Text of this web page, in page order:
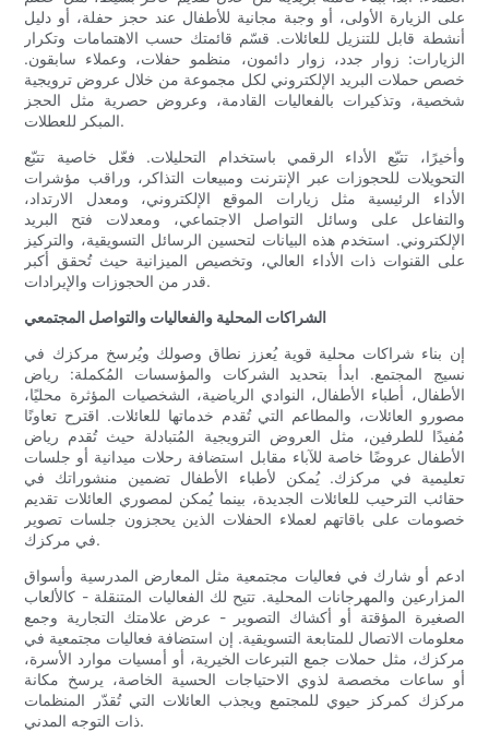
على الزيارة الأولى، أو وجبة مجانية للأطفال عند حجز حفلة، أو دليل
أنشطة قابل للتنزيل للعائلات. قسّم قائمتك حسب الاهتمامات وتكرار
الزيارات: زوار جدد، زوار دائمون، منظمو حفلات، وعملاء سابقون.
خصص حملات البريد الإلكتروني لكل مجموعة من خلال عروض ترويجية
شخصية، وتذكيرات بالفعاليات القادمة، وعروض حصرية مثل الحجز
المبكر للعطلات.
وأخيرًا، تتبّع الأداء الرقمي باستخدام التحليلات. فعّل خاصية تتبّع
التحويلات للحجوزات عبر الإنترنت ومبيعات التذاكر، وراقب مؤشرات
الأداء الرئيسية مثل زيارات الموقع الإلكتروني، ومعدل الارتداد،
والتفاعل على وسائل التواصل الاجتماعي، ومعدلات فتح البريد
الإلكتروني. استخدم هذه البيانات لتحسين الرسائل التسويقية، والتركيز
على القنوات ذات الأداء العالي، وتخصيص الميزانية حيث تُحقق أكبر
قدر من الحجوزات والإيرادات.
الشراكات المحلية والفعاليات والتواصل المجتمعي
إن بناء شراكات محلية قوية يُعزز نطاق وصولك ويُرسخ مركزك في
نسيج المجتمع. ابدأ بتحديد الشركات والمؤسسات المُكملة: رياض
الأطفال، أطباء الأطفال، النوادي الرياضية، الشخصيات المؤثرة محليًا،
مصورو العائلات، والمطاعم التي تُقدم خدماتها للعائلات. اقترح تعاونًا
مُفيدًا للطرفين، مثل العروض الترويجية المُتبادلة حيث تُقدم رياض
الأطفال عروضًا خاصة للآباء مقابل استضافة رحلات ميدانية أو جلسات
تعليمية في مركزك. يُمكن لأطباء الأطفال تضمين منشوراتك في
حقائب الترحيب للعائلات الجديدة، بينما يُمكن لمصوري العائلات تقديم
خصومات على باقاتهم لعملاء الحفلات الذين يحجزون جلسات تصوير
في مركزك.
ادعم أو شارك في فعاليات مجتمعية مثل المعارض المدرسية وأسواق
المزارعين والمهرجانات المحلية. تتيح لك الفعاليات المتنقلة - كالألعاب
الصغيرة المؤقتة أو أكشاك التصوير - عرض علامتك التجارية وجمع
معلومات الاتصال للمتابعة التسويقية. إن استضافة فعاليات مجتمعية في
مركزك، مثل حملات جمع التبرعات الخيرية، أو أمسيات موارد الأسرة،
أو ساعات مخصصة لذوي الاحتياجات الحسية الخاصة، يرسخ مكانة
مركزك كمركز حيوي للمجتمع ويجذب العائلات التي تُقدّر المنظمات
ذات التوجه المدني.